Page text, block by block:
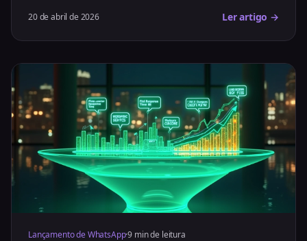
20 de abril de 2026 Ler artigo →
Lançamento de WhatsApp·9 min de leitura